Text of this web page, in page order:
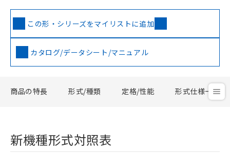
この形・シリーズをマイリストに追加
カタログ/データシート/マニュアル
商品の特長 形式/種類 定格/性能 形式仕様一覧
新機種形式対照表